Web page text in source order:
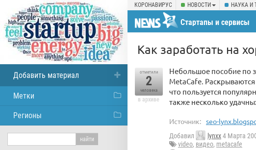
КОРОНАВИРУС НОВОСТИ НАУКА И
Стартапы и сервисы
Как заработать на
отметили
2
человека
в архиве
Небольшое пособие по
MetaCafe.
что пользуется
также несколько
Источник: seo-
Добавил lynxx4 Марта
video, видео, metacafe
Добавить материал
Метки
Регионы